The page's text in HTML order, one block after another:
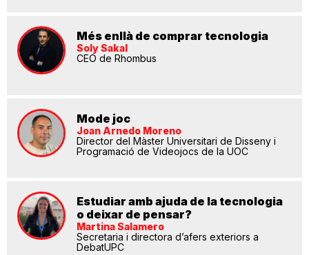
Més enllà de comprar tecnologia
Soly Sakal
CEO de Rhombus
Mode joc
Joan Arnedo Moreno
Director del Màster Universitari de Disseny i
Programació de Videojocs de la UOC
Estudiar amb ajuda de la tecnologia
o deixar de pensar?
Martina Salamero
Secretaria i directora d’afers exteriors a
DebatUPC